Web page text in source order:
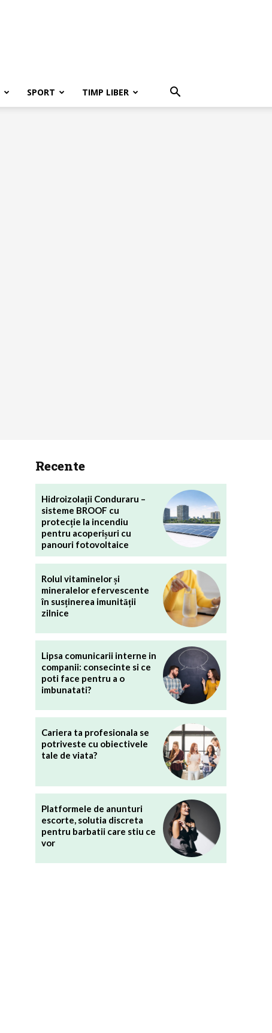
SPORT TIMP LIBER
Recente
Hidroizolații Conduraru –
sisteme BROOF cu
protecție la incendiu
pentru acoperișuri cu
panouri fotovoltaice
Rolul vitaminelor și
mineralelor efervescente
în susținerea imunității
zilnice
Lipsa comunicarii interne in
companii: consecinte si ce
poti face pentru a o
imbunatati?
Cariera ta profesionala se
potriveste cu obiectivele
tale de viata?
Platformele de anunturi
escorte, solutia discreta
pentru barbatii care stiu ce
vor